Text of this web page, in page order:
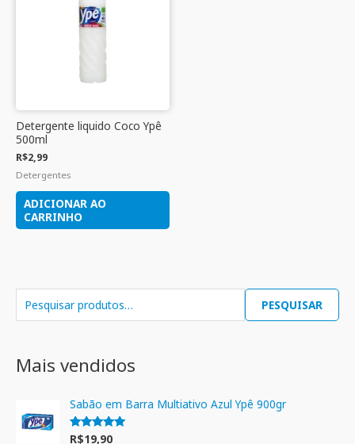
PESQUISAR
Mais vendidos
Sabão em Barra Multiativo Azul Ypê 900gr
Avaliação
R$19,90
Detergente liquido Coco Ypê
500ml
R$2,99
Detergentes
ADICIONAR AO
CARRINHO